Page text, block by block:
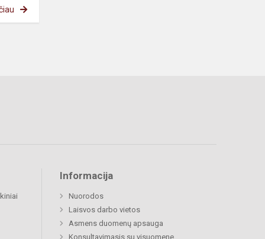
Informacija
Nuorodos
Laisvos darbo vietos
Asmens duomenų apsauga
Konsultavimasis su visuomene